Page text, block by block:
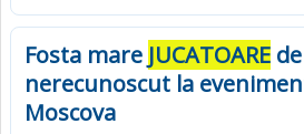
Fosta mare JUCATOARE
nerecunoscut la
Moscova